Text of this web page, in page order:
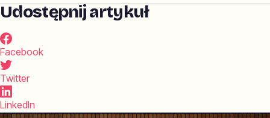
Udostępnij artykuł
Facebook
Twitter
LinkedIn